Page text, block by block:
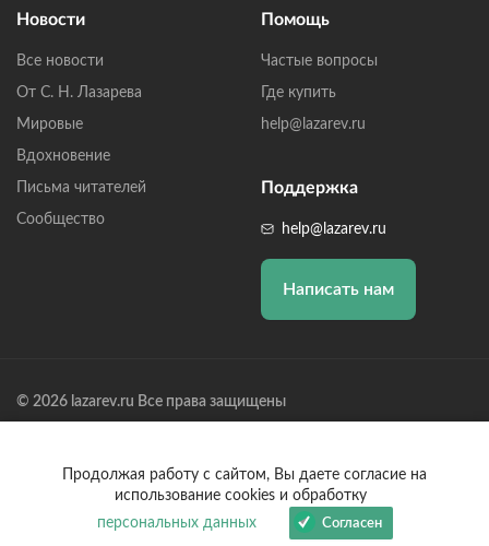
Новости
Все новости
От С. Н. Лазарева
Мировые
Вдохновение
Письма читателей
Сообщество
Помощь
Частые вопросы
Где купить
help@lazarev.ru
Поддержка
help@lazarev.ru
Написать нам
© 2026 lazarev.ru Все права защищены
Банк: ОАО "АЛЬФА-БАНК" БИК: 044525593, К/С:
30101810200000000593
Продолжая работу с сайтом, Вы даете согласие на
использование cookies и обработку
персональных данных
Согласен